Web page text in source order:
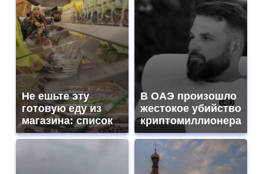
Не ешьте эту
готовую еду из
магазина: список
В ОАЭ произошло
жестокое убийство
криптомиллионера